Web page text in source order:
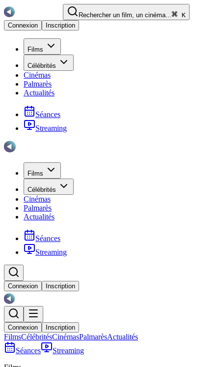
Rechercher un film, un cinéma...
K
Connexion
Inscription
Films
Célébrités
Cinémas
Palmarès
Actualités
Séances
Streaming
Films
Célébrités
Cinémas
Palmarès
Actualités
Séances
Streaming
Connexion Inscription
Connexion Inscription
FilmsCélébritésCinémasPalmarèsActualités
Séances
Streaming